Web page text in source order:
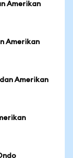
Amerikan
Amerikan
Amerikan